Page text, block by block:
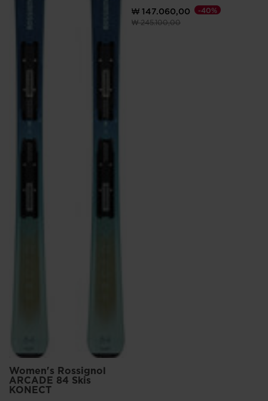
Women's Rossignol
ARCADE 84 Skis
KONECT
₩ 147.060,00
이전 가격 (insert amount)원 대비
₩ 245.100,00(insert amount)원으로 가
-40%